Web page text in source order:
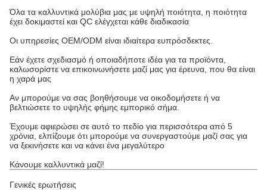
Όλα τα καλλυντικά μολύβια μας με υψηλή ποιότητα, η ποιότητα
έχει δοκιμαστεί και QC ελέγχεται κάθε διαδικασία
Οι υπηρεσίες OEM/ODM είναι ιδιαίτερα ευπρόσδεκτες.
Εάν έχετε σχεδιασμό ή οποιαδήποτε ιδέα για τα προϊόντα,
καλωσορίστε να επικοινωνήσετε μαζί μας για έρευνα, που θα είναι
η χαρά μας
Αν μπορούμε να σας βοηθήσουμε να οικοδομήσετε ή να
βελτιώσετε το υψηλής φήμης εμπορικό σήμα.
Έχουμε αφιερώσει σε αυτό το πεδίο για περισσότερα από 5
χρόνια, ελπίζουμε ότι μπορούμε να συνεργαστούμε μαζί σας για
να ξεκινήσετε και να κάνει ένα μεγαλύτερο
Κάνουμε καλλυντικά μαζί!
Γενικές ερωτήσεις